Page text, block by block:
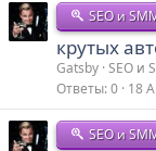
SEO и
крутых
Gatsby SEO и
Ответы 0 18
SEO и